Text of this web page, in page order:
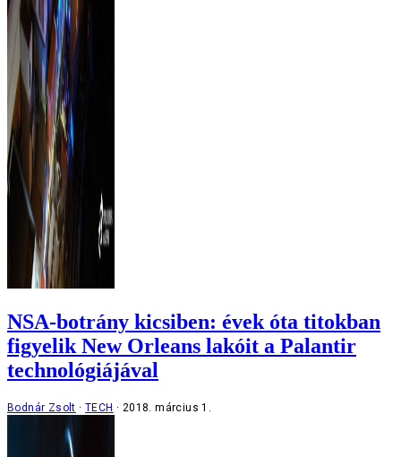
NSA-botrány kicsiben: évek óta titokban
figyelik New Orleans lakóit a Palantir
technológiájával
Bodnár Zsolt TECH 2018. március 1.